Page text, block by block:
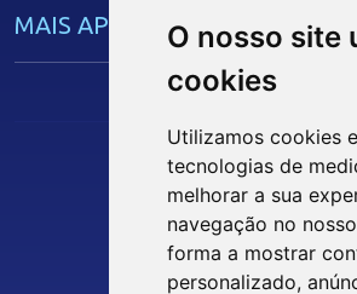
O nosso site
cookies
Utilizamos cookies
tecnologias de
melhorar a sua
navegação no
forma a mostrar
personalizado,
MAIS APRENDIZ
CAPACITAÇÃO EMPRESARIAL
OPORTUNIDADES
Siga nossas Redes
INTRANET